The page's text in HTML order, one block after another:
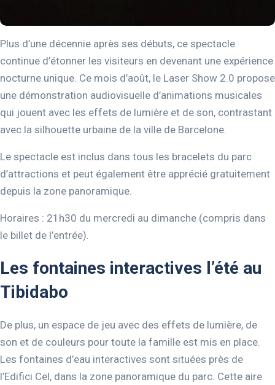
Plus d’une décennie après ses débuts, ce spectacle
continue d’étonner les visiteurs en devenant une expérience
nocturne unique. Ce mois d’août, le Laser Show 2.0 propose
une démonstration audiovisuelle d’animations musicales
qui jouent avec les effets de lumière et de son, contrastant
avec la silhouette urbaine de la ville de Barcelone.
Le spectacle est inclus dans tous les bracelets du parc
d’attractions et peut également être apprécié gratuitement
depuis la zone panoramique.
Horaires : 21h30 du mercredi au dimanche (compris dans
le billet de l’entrée).
Les fontaines interactives l’été au
Tibidabo
De plus, un espace de jeu avec des effets de lumière, de
son et de couleurs pour toute la famille est mis en place.
Les fontaines d’eau interactives sont situées près de
l’Edifici Cel, dans la zone panoramique du parc. Cette aire